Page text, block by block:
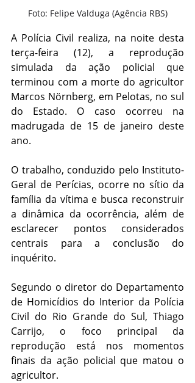
Foto: Felipe Valduga (Agência RBS)
A Polícia Civil realiza, na noite desta
terça-feira (12), a reprodução
simulada da ação policial que
terminou com a morte do agricultor
Marcos Nörnberg, em Pelotas, no sul
do Estado. O caso ocorreu na
madrugada de 15 de janeiro deste
ano.
O trabalho, conduzido pelo Instituto-
Geral de Perícias, ocorre no sítio da
família da vítima e busca reconstruir
a dinâmica da ocorrência, além de
esclarecer pontos considerados
centrais para a conclusão do
inquérito.
Segundo o diretor do Departamento
de Homicídios do Interior da Polícia
Civil do Rio Grande do Sul, Thiago
Carrijo, o foco principal da
reprodução está nos momentos
finais da ação policial que matou o
agricultor.